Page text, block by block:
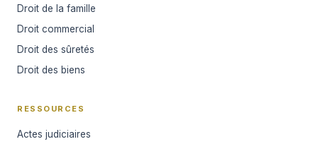
Droit de la famille
Droit commercial
Droit des sûretés
Droit des biens
RESSOURCES
Actes judiciaires